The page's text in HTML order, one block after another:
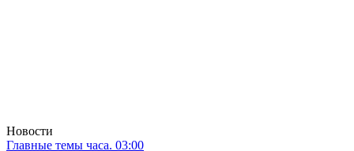
Новости
Главные темы часа. 03:00